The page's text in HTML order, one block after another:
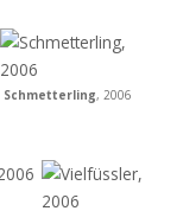
Schmetterling, 2006